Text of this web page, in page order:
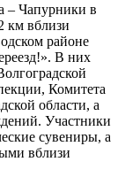
– Чапурники в
км вблизи
районе
В них
Комитета
области, а
Участники
сувениры, а
вблизи